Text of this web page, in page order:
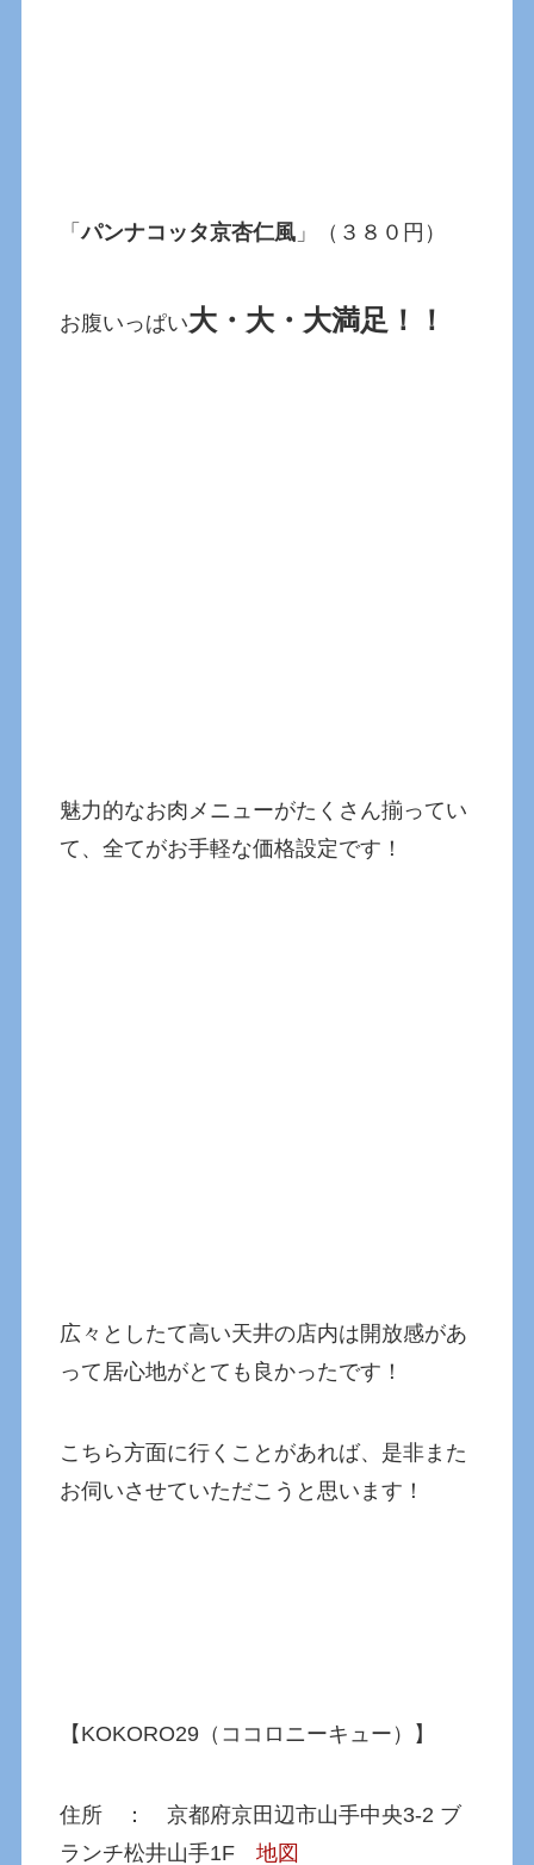
「パンナコッタ京杏仁風 」（３８０円）
お腹いっぱい大・大・大満足！！
魅力的なお肉メニューがたくさん揃ってい
て、全てがお手軽な価格設定です！
広々としたて高い天井の店内は開放感があ
って居心地がとても良かったです！
こちら方面に行くことがあれば、是非また
お伺いさせていただこうと思います！
【KOKORO29（ココロニーキュー）】
住所 ： 京都府京田辺市山手中央3-2 ブ
ランチ松井山手1F地図